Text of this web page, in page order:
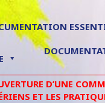
D’UNE
ET LES